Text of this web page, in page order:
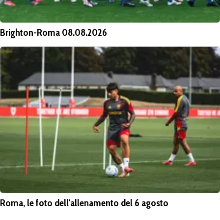
Brighton-Roma 08.08.2026
Roma, le foto dell'allenamento del 6 agosto